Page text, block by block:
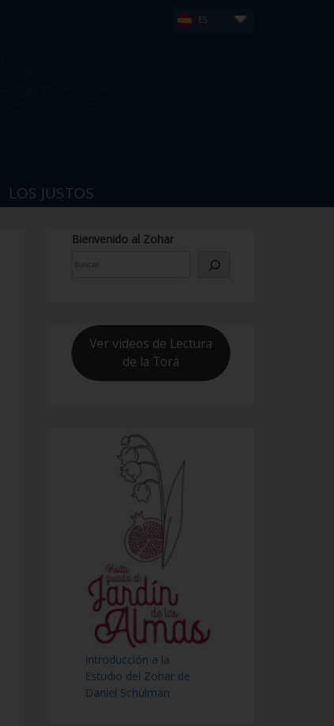
ES
LOS JUSTOS
Bienvenido al Zohar
Ver videos de Lectura
de la Torá
Introducción a la
Estudio del Zohar de
Daniel Schulman